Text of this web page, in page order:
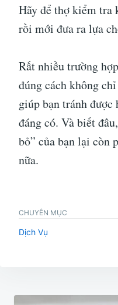
Hãy để thợ kiểm tra
rồi mới đưa ra lựa
Rất nhiều trường
đúng cách không
giúp bạn tránh
đáng có. Và biết
bỏ” của bạn lại còn
nữa.
CHUYÊN MỤC
Dịch Vụ
Điều